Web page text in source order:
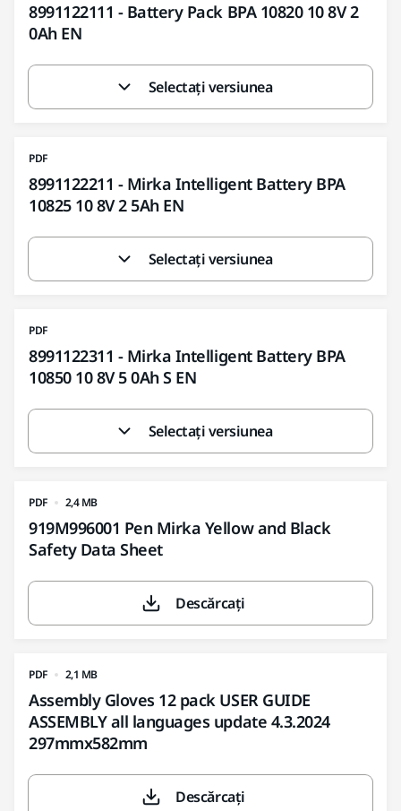
8991122111 - Battery Pack BPA 10820 10 8V 2
0Ah EN
Selectați versiunea
PDF
8991122211 - Mirka Intelligent Battery BPA
10825 10 8V 2 5Ah EN
Selectați versiunea
PDF
8991122311 - Mirka Intelligent Battery BPA
10850 10 8V 5 0Ah S EN
Selectați versiunea
PDF 2,4 MB
919M996001 Pen Mirka Yellow and Black
Safety Data Sheet
Descărcați
PDF 2,1 MB
Assembly Gloves 12 pack USER GUIDE
ASSEMBLY all languages update 4.3.2024
297mmx582mm
Descărcați